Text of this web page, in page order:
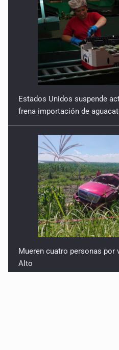
Estados Unidos suspende
frena importación de aguacate
Mueren cuatro personas
Alto